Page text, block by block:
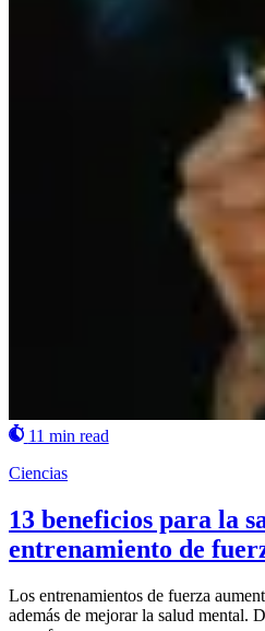
11 min read
Ciencias
13 beneficios para la
entrenamiento de
Los entrenamientos de fuerza
además de mejorar la salud mental.